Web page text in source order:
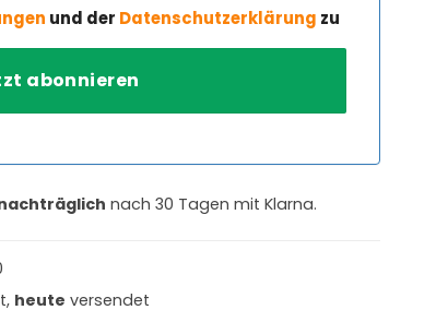
und der Datenschutzerklärung zu
nach 30 Tagen mit Klarna.
heute versendet